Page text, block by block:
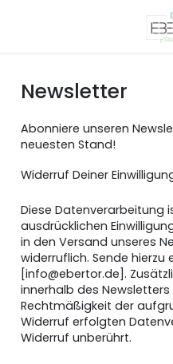
Newsletter
Abonniere unseren
neuesten Stand!
Widerruf Deiner
Diese Datenverarbeitung
ausdrücklichen
in den Versand unseres
widerruflich. Sende hierzu
[info@ebertor.de].
innerhalb des
Rechtmäßigkeit der
Widerruf erfolgten
Widerruf unberührt.